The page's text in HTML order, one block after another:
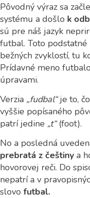
Pôvodný výraz sa
systému a došlo k
sú pre náš jazyk
futbal. Toto
bežných zvyklostí, tu
Prídavné meno
úpravami.
Verzia „fudbal“je to,
vyššie popísaného
patrí jedine „t“(foot).
No a posledná
prebratá z češtiny a
hovorovej reči. Do
nepatrí a v
slovo futbal.